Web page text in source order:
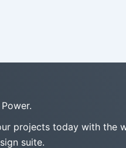
projects today with the
suite.